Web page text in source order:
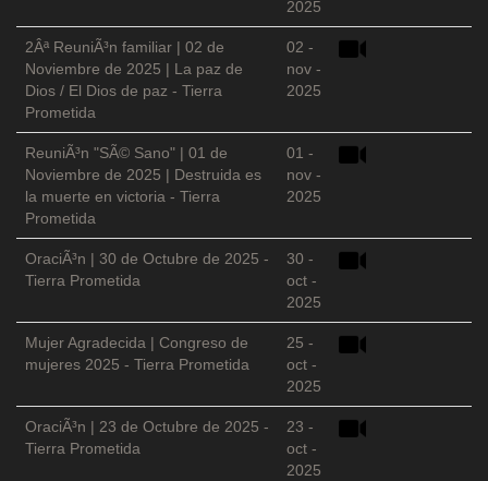
2025
2Âª ReuniÃ³n familiar | 02 de
Noviembre de 2025 | La paz de
Dios / El Dios de paz - Tierra
Prometida
02 -
nov -
2025
ReuniÃ³n "SÃ© Sano" | 01 de
Noviembre de 2025 | Destruida es
la muerte en victoria - Tierra
Prometida
01 -
nov -
2025
OraciÃ³n | 30 de Octubre de 2025 -
Tierra Prometida
30 -
oct -
2025
Mujer Agradecida | Congreso de
mujeres 2025 - Tierra Prometida
25 -
oct -
2025
OraciÃ³n | 23 de Octubre de 2025 -
Tierra Prometida
23 -
oct -
2025